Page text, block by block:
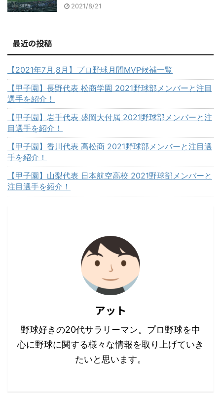
2021/8/21
最近の投稿
【2021年7月,8月】プロ野球月間MVP候補一覧
【甲子園】長野代表 松商学園 2021野球部メンバーと注目
選手を紹介！
【甲子園】岩手代表 盛岡大付属 2021野球部メンバーと注
目選手を紹介！
【甲子園】香川代表 高松商 2021野球部メンバーと注目選
手を紹介！
【甲子園】山梨代表 日本航空高校 2021野球部メンバーと
注目選手を紹介！
アット
野球好きの20代サラリーマン。プロ野球を中
心に野球に関する様々な情報を取り上げていき
たいと思います。